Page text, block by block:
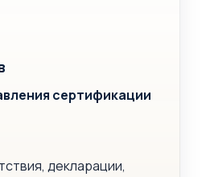
сертификации
декларации,